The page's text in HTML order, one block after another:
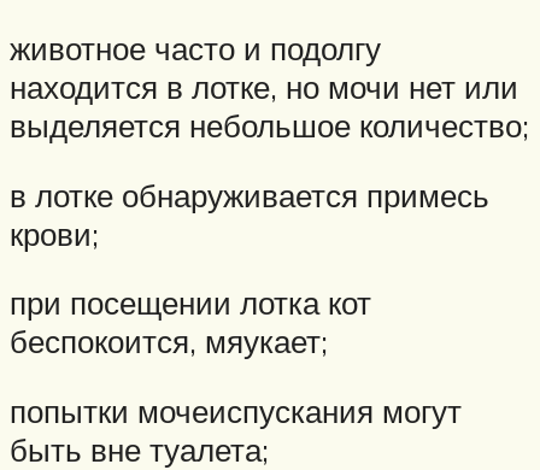
животное часто и подолгу
находится в лотке, но мочи нет или
выделяется небольшое количество;
в лотке обнаруживается примесь
крови;
при посещении лотка кот
беспокоится, мяукает;
попытки мочеиспускания могут
быть вне туалета;